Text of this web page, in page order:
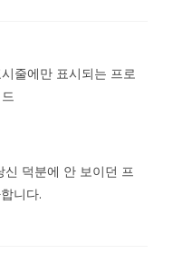
줄에만 표시되는 프로
덕분에 안 보이던 프
니다.